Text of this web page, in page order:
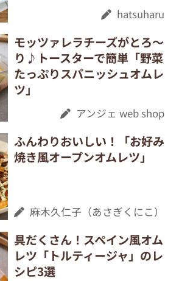
hatsuharu
モッツァレラチーズがとろ〜
り♪トースターで簡単「野菜
たっぷりスパニッシュオムレ
ツ」
アンジェ web shop
ふんわりおいしい！「お好み
焼き風オープンオムレツ」
麻木久仁子（あさぎくにこ）
具だくさん！スペイン風オム
レツ「トルティージャ」のレ
シピ3選